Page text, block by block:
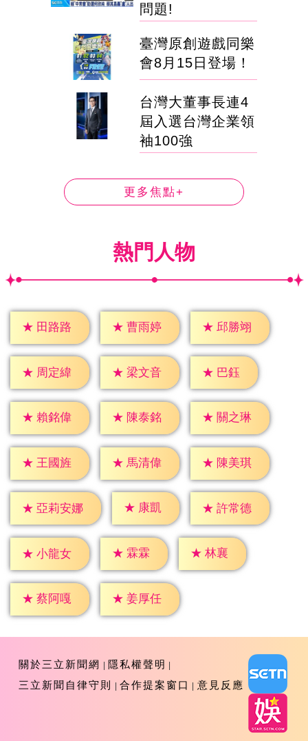
問題!
臺灣原創遊戲同樂
會8月15日登場！
台灣大董事長連4
屆入選台灣企業領
袖100強
更多焦點+
熱門人物
★ 田路路 ★ 曹雨婷 ★ 邱勝翊
★ 周定緯 ★ 梁文音 ★ 巴鈺
★ 賴銘偉 ★ 陳泰銘 ★ 關之琳
★ 王國旌 ★ 馬清偉 ★ 陳美琪
★ 亞莉安娜 ★ 康凱 ★ 許常德
★ 小龍女 ★ 霖霖 ★ 林襄
★ 蔡阿嘎 ★ 姜厚任
關於三立新聞網
隱私權聲明
三立新聞自律守則
合作提案窗口 意見反應